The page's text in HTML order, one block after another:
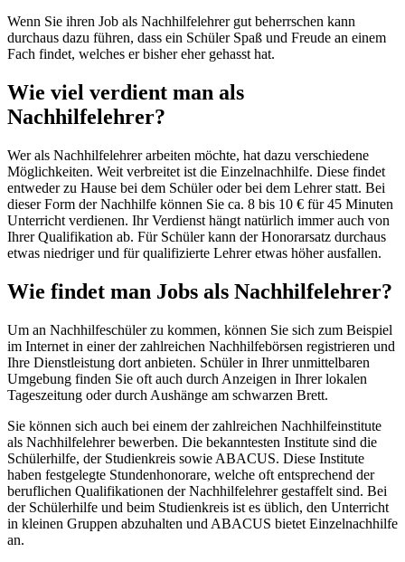
Wenn Sie ihren Job als Nachhilfelehrer gut beherrschen kann
durchaus dazu führen, dass ein Schüler Spaß und Freude an einem
Fach findet, welches er bisher eher gehasst hat.
Wie viel verdient man als
Nachhilfelehrer?
Wer als Nachhilfelehrer arbeiten möchte, hat dazu verschiedene
Möglichkeiten. Weit verbreitet ist die Einzelnachhilfe. Diese findet
entweder zu Hause bei dem Schüler oder bei dem Lehrer statt. Bei
dieser Form der Nachhilfe können Sie ca. 8 bis 10 € für 45 Minuten
Unterricht verdienen. Ihr Verdienst hängt natürlich immer auch von
Ihrer Qualifikation ab. Für Schüler kann der Honorarsatz durchaus
etwas niedriger und für qualifizierte Lehrer etwas höher ausfallen.
Wie findet man Jobs als Nachhilfelehrer?
Um an Nachhilfeschüler zu kommen, können Sie sich zum Beispiel
im Internet in einer der zahlreichen Nachhilfebörsen registrieren und
Ihre Dienstleistung dort anbieten. Schüler in Ihrer unmittelbaren
Umgebung finden Sie oft auch durch Anzeigen in Ihrer lokalen
Tageszeitung oder durch Aushänge am schwarzen Brett.
Sie können sich auch bei einem der zahlreichen Nachhilfeinstitute
als Nachhilfelehrer bewerben. Die bekanntesten Institute sind die
Schülerhilfe, der Studienkreis sowie ABACUS. Diese Institute
haben festgelegte Stundenhonorare, welche oft entsprechend der
beruflichen Qualifikationen der Nachhilfelehrer gestaffelt sind. Bei
der Schülerhilfe und beim Studienkreis ist es üblich, den Unterricht
in kleinen Gruppen abzuhalten und ABACUS bietet Einzelnachhilfe
an.